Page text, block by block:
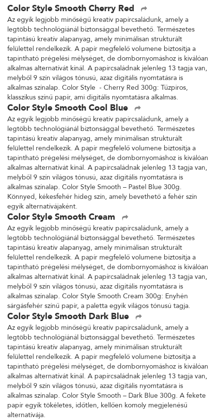
Color Style Smooth Cherry Red
Az egyik legjobb minőségű kreatív papírcsaládunk, amely a
legtöbb technológiánál biztonsággal bevethető. Természetes
tapintású kreatív alapanyag, amely minimálisan strukturált
felülettel rendelkezik. A papír megfelelő volumene biztosítja a
tapintható prégelési mélységet, de dombornyomáshoz is kiválóan
alkalmas alternatívát kínál. A papírcsaládnak jelenleg 13 tagja van,
melyből 9 szín világos tónusú, azaz digitális nyomtatásra is
alkalmas színalap. Color Style - Cherry Red 300g: Tűzpiros,
klasszikus színű papír, ami digitális nyomtatásra alkalmas.
Color Style Smooth Cool Blue
Az egyik legjobb minőségű kreatív papírcsaládunk, amely a
legtöbb technológiánál biztonsággal bevethető. Természetes
tapintású kreatív alapanyag, amely minimálisan strukturált
felülettel rendelkezik. A papír megfelelő volumene biztosítja a
tapintható prégelési mélységet, de dombornyomáshoz is kiválóan
alkalmas alternatívát kínál. A papírcsaládnak jelenleg 13 tagja van,
melyből 9 szín világos tónusú, azaz digitális nyomtatásra is
alkalmas színalap. Color Style Smooth – Pastel Blue 300g.
Könnyed, kékesfehér hideg szín, amely bevethető a fehér szín
egyik alternatívájaként.
Color Style Smooth Cream
Az egyik legjobb minőségű kreatív papírcsaládunk, amely a
legtöbb technológiánál biztonsággal bevethető. Természetes
tapintású kreatív alapanyag, amely minimálisan strukturált
felülettel rendelkezik. A papír megfelelő volumene biztosítja a
tapintható prégelési mélységet, de dombornyomáshoz is kiválóan
alkalmas alternatívát kínál. A papírcsaládnak jelenleg 13 tagja van,
melyből 9 szín világos tónusú, azaz digitális nyomtatásra is
alkalmas színalap. Color Style Smooth Cream 300g: Enyhén
sárgásfehér színű papír, a paletta egyik világos tónusú tagja.
Color Style Smooth Dark Blue
Az egyik legjobb minőségű kreatív papírcsaládunk, amely a
legtöbb technológiánál biztonsággal bevethető. Természetes
tapintású kreatív alapanyag, amely minimálisan strukturált
felülettel rendelkezik. A papír megfelelő volumene biztosítja a
tapintható prégelési mélységet, de dombornyomáshoz is kiválóan
alkalmas alternatívát kínál. A papírcsaládnak jelenleg 13 tagja van,
melyből 9 szín világos tónusú, azaz digitális nyomtatásra is
alkalmas színalap. Color Style Smooth – Dark Blue 300g. A fekete
papír egyik tökéletes, időtlen, kellően komoly megjelenésű
alternatívája.